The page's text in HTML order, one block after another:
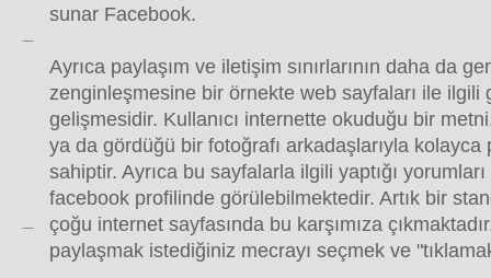
sunar Facebook.
Ayrıca paylaşım ve iletişim sınırlarının daha da
zenginleşmesine bir örnekte web sayfaları ile ilgili
gelişmesidir. Kullanıcı internette okuduğu bir
ya da gördüğü bir fotoğrafı arkadaşlarıyla kolayca
sahiptir. Ayrıca bu sayfalarla ilgili yaptığı
facebook profilinde görülebilmektedir. Artık bir
çoğu internet sayfasında bu karşımıza
paylaşmak istediğiniz mecrayı seçmek ve